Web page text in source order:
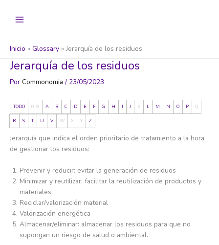
Inicio Glossary Jerarquía de los residuos
Jerarquía de los residuos
Por Commonomia / 23/05/2023
TODO 0-9 A B C D E F G H J K L M N O P Q
R S T U V W X Y Z
Jerarquía que indica el orden prioritario de tratamiento a la hora
de gestionar los residuos:
Prevenir y reducir: evitar la generación de residuos
Minimizar y reutilizar: facilitar la reutilización de productos y
materiales
Reciclar/valorización material
Valorización energética
Almacenar/eliminar: almacenar los residuos para que no
supongan un riesgo de salud o ambiental.